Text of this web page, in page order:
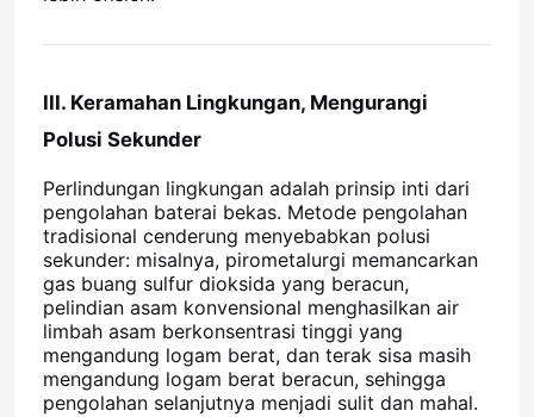
Wisata pabrik
Kontrol kualitas
Hubungi kami
Berita
III. Keramahan Lingkungan, Mengurangi
Polusi Sekunder
Perlindungan lingkungan adalah prinsip inti dari
pengolahan baterai bekas. Metode pengolahan
tradisional cenderung menyebabkan polusi
sekunder: misalnya, pirometalurgi memancarkan
gas buang sulfur dioksida yang beracun,
pelindian asam konvensional menghasilkan air
limbah asam berkonsentrasi tinggi yang
mengandung logam berat, dan terak sisa masih
mengandung logam berat beracun, sehingga
pengolahan selanjutnya menjadi sulit dan mahal.